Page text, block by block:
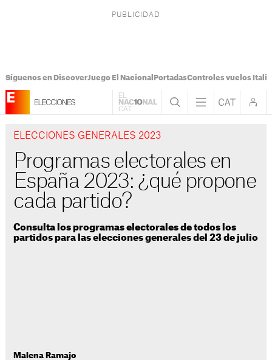
Síguenos en DiscoverJuego El Nacional PortadasControles vuelos Italia
ELECCIONES GENERALES 2023
Programas electorales en
España 2023: ¿qué propone
cada partido?
Consulta los programas electorales de todos los
partidos para las elecciones generales del 23 de julio
Malena Ramajo